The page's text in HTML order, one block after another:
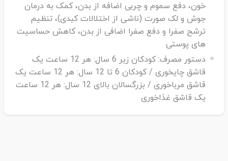
خون، دفع سموم و چربی اضافه از بدن، کمک به درمان
جوش و لک صورت (ناشی از اختلالات کبدی)، تنظیم
ترشح صفرا و دفع صفرا اضافی از بدن، کاهش حساسیت
های پوستی
دستور مصرف:
کودکان زیر 6 سال: هر 12 ساعت یک
قاشق چایخوری / کودکان 6 تا 12 سال: هر 12 ساعت یک
قاشق مرباخوری / بزرگسالان بالای 12 سال: هر 12 ساعت
یک قاشق غذاخوری